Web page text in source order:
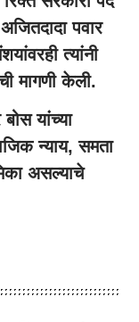
पवार
त्यांनी
मागणी केली.
यांच्या
न्याय, समता
असल्याचे